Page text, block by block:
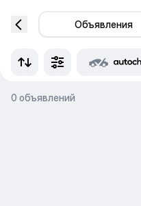
Объявления
0 объявлений